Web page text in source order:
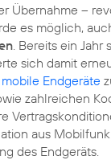
Übernahme –
es möglich,
. Bereits ein
sich damit
Endgeräte
zahlreichen
aus
des Endgeräts.